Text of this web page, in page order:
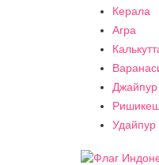
Керала
Агра
Джайпур
Удайпур